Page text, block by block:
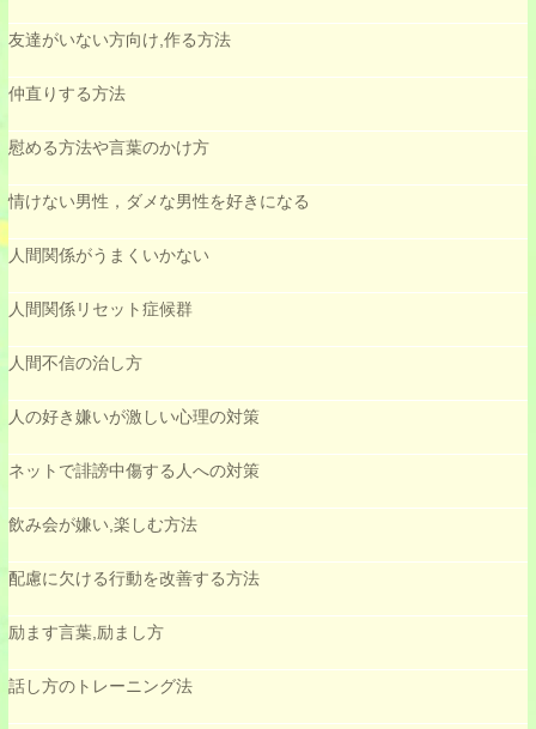
友達がいない方向け,作る方法
仲直りする方法
慰める方法や言葉のかけ方
情けない男性，ダメな男性を好きになる
人間関係がうまくいかない
人間関係リセット症候群
人間不信の治し方
人の好き嫌いが激しい心理の対策
ネットで誹謗中傷する人への対策
飲み会が嫌い,楽しむ方法
配慮に欠ける行動を改善する方法
励ます言葉,励まし方
話し方のトレーニング法